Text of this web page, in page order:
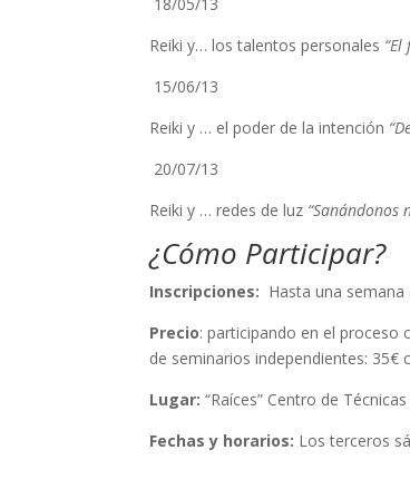
Reiki y… los talentos personales
15/06/13
Reiki y … el poder de la intención
20/07/13
Reiki y … redes de luz “Sanándonos
¿Cómo Participar?
Inscripciones: Hasta una semana
Precio: participando en el proceso
de seminarios independientes: 35€
Lugar: “Raíces” Centro de
Fechas y horarios: Los terceros